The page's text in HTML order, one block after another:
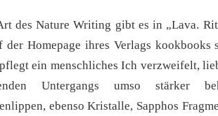
des Nature Writing gibt es in „Lava.
der Homepage ihres Verlags
ein menschliches Ich verzweifelt,
Untergangs umso stärker
ebenso Kristalle, Sapphos